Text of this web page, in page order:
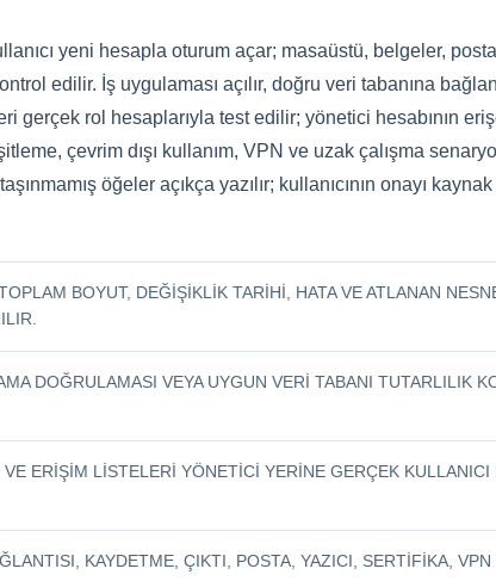
yeni hesapla oturum açar; masaüstü, belgeler,
edilir. İş uygulaması açılır, doğru veri tabanına
gerçek rol hesaplarıyla test edilir; yönetici hesabının
çevrim dışı kullanım, VPN ve uzak çalışma
öğeler açıkça yazılır; kullanıcının onayı
BOYUT, DEĞIŞIKLIK TARIHI, HATA VE ATLANAN
DOĞRULAMASI VEYA UYGUN VERI TABANI TUTARLILIK
VE ERIŞIM LISTELERI YÖNETICI YERINE GERÇEK
KAYDETME, ÇIKTI, POSTA, YAZICI, SERTIFIKA,